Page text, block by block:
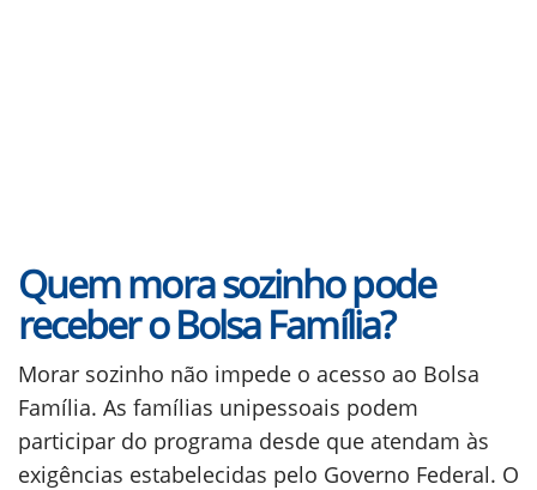
Quem mora sozinho pode
receber o Bolsa Família?
Morar sozinho não impede o acesso ao Bolsa
Família. As famílias unipessoais podem
participar do programa desde que atendam às
exigências estabelecidas pelo Governo Federal. O